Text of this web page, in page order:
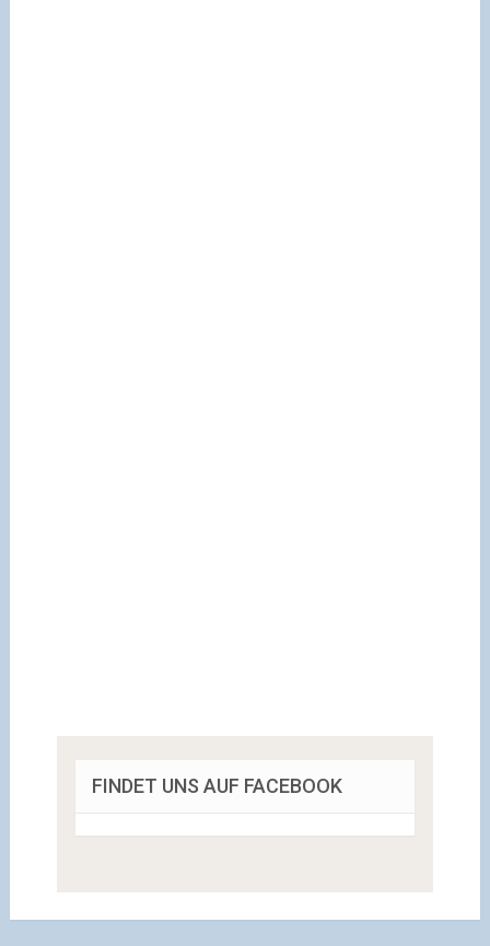
FINDET UNS AUF FACEBOOK